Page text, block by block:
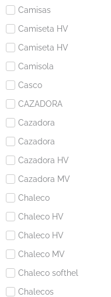
Camisas
Camiseta HV
Camiseta HV
Camisola
Casco
CAZADORA
Cazadora
Cazadora
Cazadora HV
Cazadora MV
Chaleco
Chaleco HV
Chaleco HV
Chaleco MV
Chaleco softhel
Chalecos